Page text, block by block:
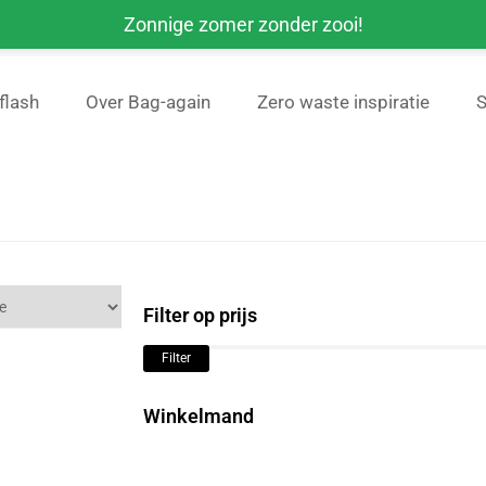
Shop - Voor 22 uur besteld, dezelfde dag plasticvrij verzonden *
Over Bag-again Zero waste inspiratie
Filter op prijs
Filter
Winkelmand
Zonnige zomer zonder zooi!